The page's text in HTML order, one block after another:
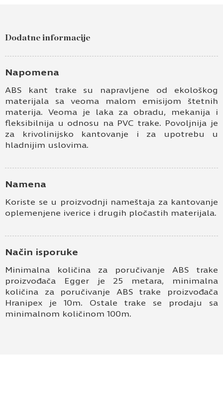
Dodatne informacije
Napomena
ABS kant trake su napravljene od ekološkog
materijala sa veoma malom emisijom štetnih
materija. Veoma je laka za obradu, mekanija i
fleksibilnija u odnosu na PVC trake. Povoljnija je
za krivolinijsko kantovanje i za upotrebu u
hladnijim uslovima.
Namena
Koriste se u proizvodnji nameštaja za kantovanje
oplemenjene iverice i drugih pločastih materijala.
Način isporuke
Minimalna količina za poručivanje ABS trake
proizvođača Egger je 25 metara, minimalna
količina za poručivanje ABS trake proizvođača
Hranipex je 10m. Ostale trake se prodaju sa
minimalnom količinom 100m.